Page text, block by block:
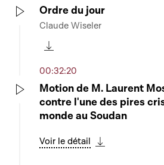
Ordre du jour
Claude Wiseler
00:32:20
Motion de M. Laurent
contre l'une des pires
monde au Soudan
Voir le détail